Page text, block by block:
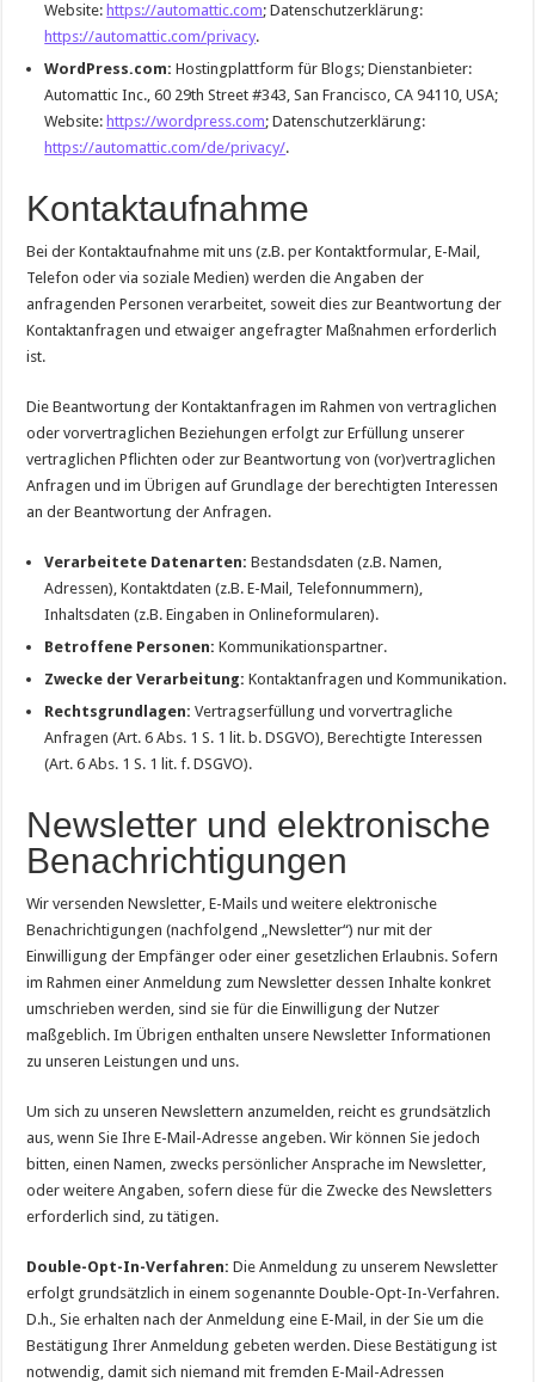
Website: https://automattic.com; Datenschutzerklärung:
https://automattic.com/privacy.
WordPress.com: Hostingplattform für Blogs; Dienstanbieter:
Automattic Inc., 60 29th Street #343, San Francisco, CA 94110, USA;
Website: https://wordpress.com; Datenschutzerklärung:
https://automattic.com/de/privacy/.
Kontaktaufnahme
Bei der Kontaktaufnahme mit uns (z.B. per Kontaktformular, E-Mail,
Telefon oder via soziale Medien) werden die Angaben der
anfragenden Personen verarbeitet, soweit dies zur Beantwortung der
Kontaktanfragen und etwaiger angefragter Maßnahmen erforderlich
ist.
Die Beantwortung der Kontaktanfragen im Rahmen von vertraglichen
oder vorvertraglichen Beziehungen erfolgt zur Erfüllung unserer
vertraglichen Pflichten oder zur Beantwortung von (vor)vertraglichen
Anfragen und im Übrigen auf Grundlage der berechtigten Interessen
an der Beantwortung der Anfragen.
Verarbeitete Datenarten: Bestandsdaten (z.B. Namen,
Adressen), Kontaktdaten (z.B. E-Mail, Telefonnummern),
Inhaltsdaten (z.B. Eingaben in Onlineformularen).
Betroffene Personen: Kommunikationspartner.
Zwecke der Verarbeitung: Kontaktanfragen und Kommunikation.
Rechtsgrundlagen: Vertragserfüllung und vorvertragliche
Anfragen (Art. 6 Abs. 1 S. 1 lit. b. DSGVO), Berechtigte Interessen
(Art. 6 Abs. 1 S. 1 lit. f. DSGVO).
Newsletter und elektronische
Benachrichtigungen
Wir versenden Newsletter, E-Mails und weitere elektronische
Benachrichtigungen (nachfolgend „Newsletter“) nur mit der
Einwilligung der Empfänger oder einer gesetzlichen Erlaubnis. Sofern
im Rahmen einer Anmeldung zum Newsletter dessen Inhalte konkret
umschrieben werden, sind sie für die Einwilligung der Nutzer
maßgeblich. Im Übrigen enthalten unsere Newsletter Informationen
zu unseren Leistungen und uns.
Um sich zu unseren Newslettern anzumelden, reicht es grundsätzlich
aus, wenn Sie Ihre E-Mail-Adresse angeben. Wir können Sie jedoch
bitten, einen Namen, zwecks persönlicher Ansprache im Newsletter,
oder weitere Angaben, sofern diese für die Zwecke des Newsletters
erforderlich sind, zu tätigen.
Double-Opt-In-Verfahren: Die Anmeldung zu unserem Newsletter
erfolgt grundsätzlich in einem sogenannte Double-Opt-In-Verfahren.
D.h., Sie erhalten nach der Anmeldung eine E-Mail, in der Sie um die
Bestätigung Ihrer Anmeldung gebeten werden. Diese Bestätigung ist
notwendig, damit sich niemand mit fremden E-Mail-Adressen